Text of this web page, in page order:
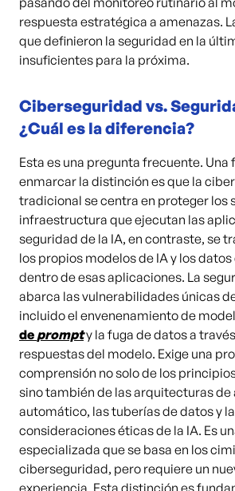
respuesta estratégica a amenazas.
que definieron la seguridad en la
insuficientes para la próxima.
Ciberseguridad vs.
¿Cuál es la diferencia?
Esta es una pregunta frecuente.
enmarcar la distinción es que la
tradicional se centra en proteger los
infraestructura que ejecutan las
seguridad de la IA, en contraste, se
los propios modelos de IA y los
dentro de esas aplicaciones. La
abarca las vulnerabilidades únicas
incluido el envenenamiento de
de prompty la fuga de datos a
respuestas del modelo. Exige una
comprensión no solo de los
sino también de las arquitecturas
automático, las tuberías de datos y
consideraciones éticas de la IA. Es
especializada que se basa en los
ciberseguridad, pero requiere un
experiencia. Esta distinción es